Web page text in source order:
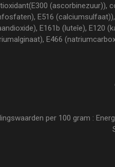
(ascorbinezuur)),
E516
E161b (luteîe), E120
E466
per 100 gram :